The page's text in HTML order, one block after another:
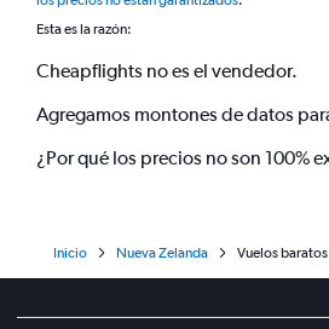
Esta es la razón:
Cheapflights no es el vendedor.
Agregamos montones de datos
¿Por qué los precios no son 100%
Inicio Nueva Zelanda Vuelos